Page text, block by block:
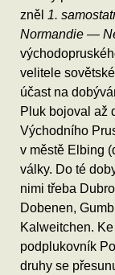
zněl 1.
Normandie —
velitele
účast na
Pluk bojoval až
Východního
v městě Elbing
války. Do té
nimi třeba
Dobenen,
Kalweitchen.
podplukovník
druhy se